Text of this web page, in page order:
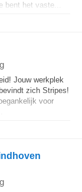
bent het vaste...
Jouw werkplek
zich Stripes!
voor